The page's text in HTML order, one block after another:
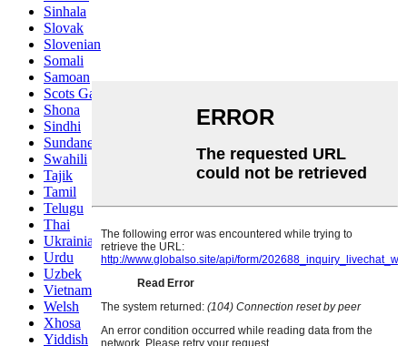
Sinhala
Slovak
Slovenian
Somali
Samoan
Scots Gaelic
Shona
Sindhi
Sundanese
Swahili
Tajik
Tamil
Telugu
Thai
Ukrainian
Urdu
Uzbek
Vietnamese
Welsh
Xhosa
Yiddish